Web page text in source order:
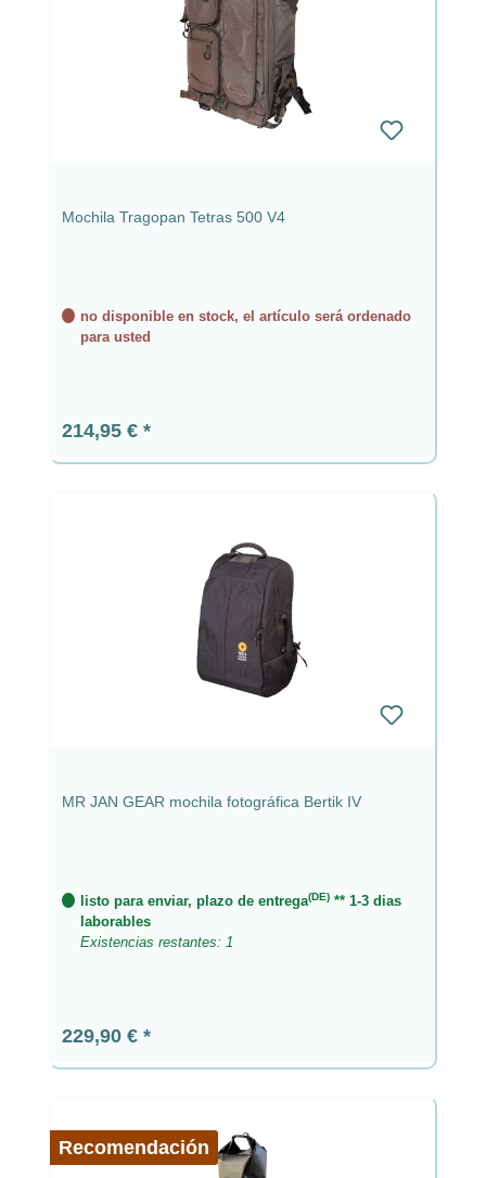
Mochila Tragopan Tetras 500 V4
no disponible en stock, el artículo será ordenado
para usted
Precio normal:
214,95 €
MR JAN GEAR mochila fotográfica Bertik IV
listo para enviar, plazo de entrega(DE) ** 1-3 dias
laborables
Existencias restantes: 1
Precio normal:
229,90 €
Recomendación